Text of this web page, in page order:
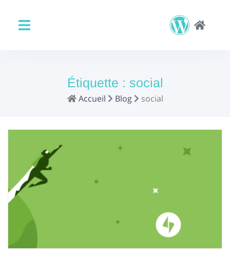
Étiquette : social
Accueil Blog social